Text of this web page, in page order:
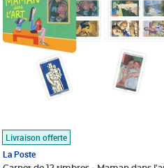
Livraison offerte
La Poste